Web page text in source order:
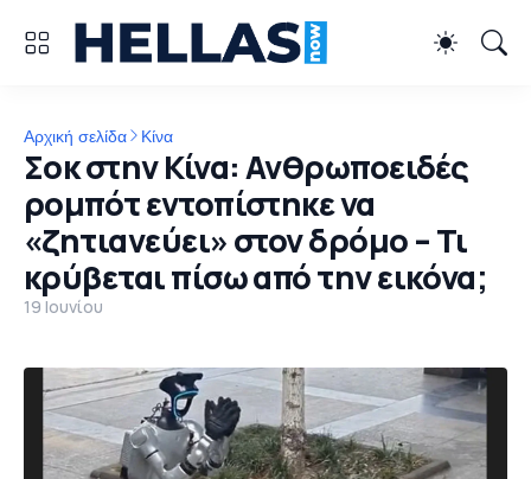
Αρχική σελίδα Κίνα
Σοκ στην Κίνα: Ανθρωποειδές
ρομπότ εντοπίστηκε να
«ζητιανεύει» στον δρόμο – Τι
κρύβεται πίσω από την εικόνα;
19 Ιουνίου